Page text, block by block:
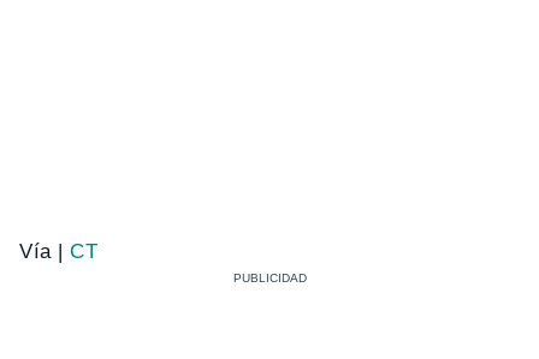
Vía |CT